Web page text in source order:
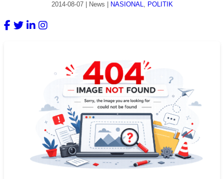
2014-08-07| News NASIONAL, POLITIK